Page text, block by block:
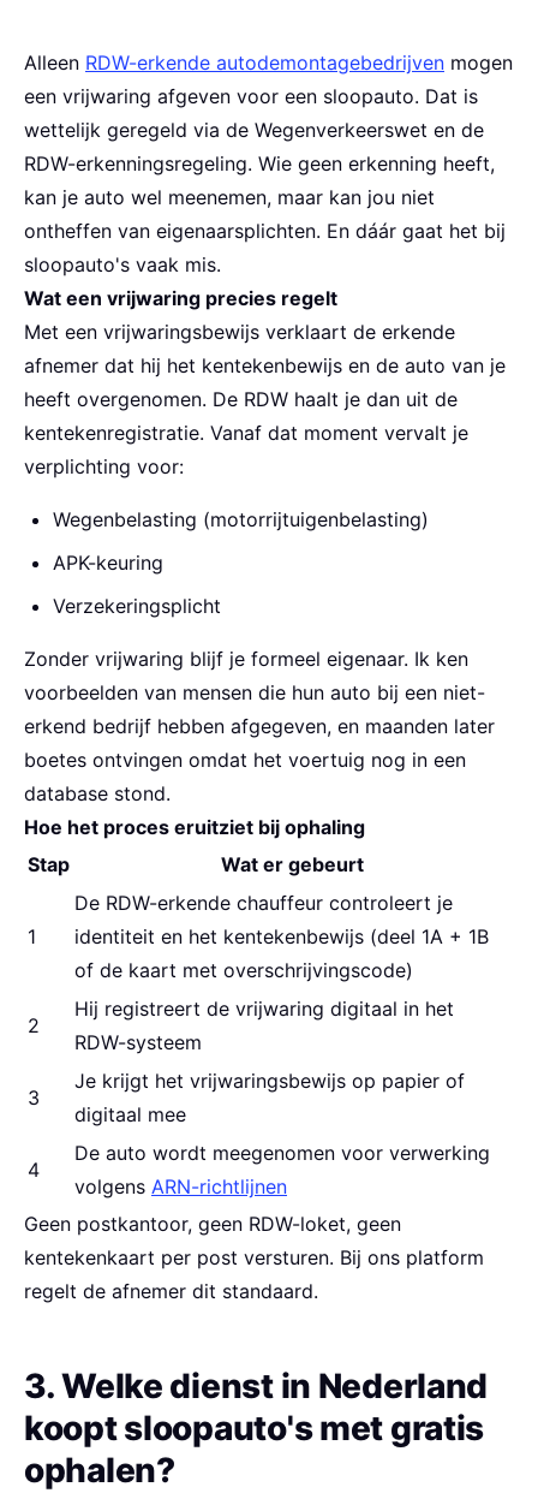
Alleen RDW-erkende autodemontagebedrijven mogen
een vrijwaring afgeven voor een sloopauto. Dat is
wettelijk geregeld via de Wegenverkeerswet en de
RDW-erkenningsregeling. Wie geen erkenning heeft,
kan je auto wel meenemen, maar kan jou niet
ontheffen van eigenaarsplichten. En dáár gaat het bij
sloopauto's vaak mis.
Wat een vrijwaring precies regelt
Met een vrijwaringsbewijs verklaart de erkende
afnemer dat hij het kentekenbewijs en de auto van je
heeft overgenomen. De RDW haalt je dan uit de
kentekenregistratie. Vanaf dat moment vervalt je
verplichting voor:
Wegenbelasting (motorrijtuigenbelasting)
APK-keuring
Verzekeringsplicht
Zonder vrijwaring blijf je formeel eigenaar. Ik ken
voorbeelden van mensen die hun auto bij een niet-
erkend bedrijf hebben afgegeven, en maanden later
boetes ontvingen omdat het voertuig nog in een
database stond.
Hoe het proces eruitziet bij ophaling
Stap
Wat er gebeurt
1
De RDW-erkende chauffeur controleert je
identiteit en het kentekenbewijs (deel 1A + 1B
of de kaart met overschrijvingscode)
2
Hij registreert de vrijwaring digitaal in het
RDW-systeem
3
Je krijgt het vrijwaringsbewijs op papier of
digitaal mee
4
De auto wordt meegenomen voor verwerking
volgens ARN-richtlijnen
Geen postkantoor, geen RDW-loket, geen
kentekenkaart per post versturen. Bij ons platform
regelt de afnemer dit standaard.
3. Welke dienst in Nederland
koopt sloopauto's met gratis
ophalen?